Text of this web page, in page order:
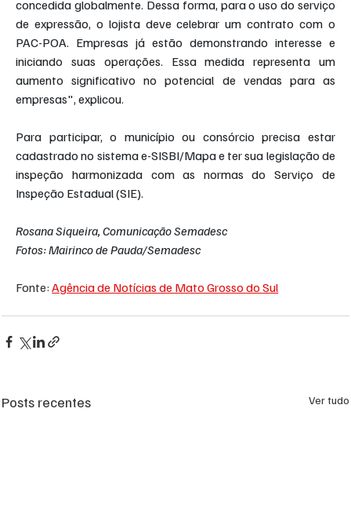
concedida globalmente. Dessa forma, para o uso do serviço
de expressão, o lojista deve celebrar um contrato com o
PAC-POA. Empresas já estão demonstrando interesse e
iniciando suas operações. Essa medida representa um
aumento significativo no potencial de vendas para as
empresas", explicou.
Para participar, o município ou consórcio precisa estar
cadastrado no sistema e-SISBI/Mapa e ter sua legislação de
inspeção harmonizada com as normas do Serviço de
Inspeção Estadual (SIE).
Rosana Siqueira, Comunicação Semadesc
Fotos: Mairinco de Pauda/Semadesc
Fonte: Agência de Notícias de Mato Grosso do Sul
Posts recentes Ver tudo